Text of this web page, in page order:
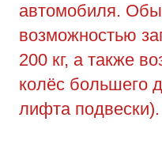
автомобиля.
возможностью
200 кг, а также
колёс большего
лифта подвески).